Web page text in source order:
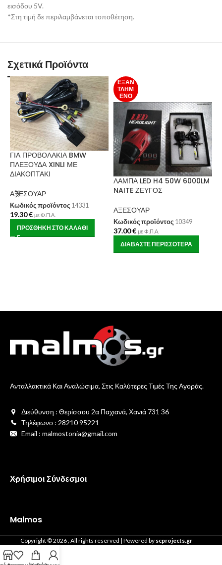
εισόδου 5V.
*Στη τιμή δε περιλαμβάνεται τοποθέτηση.
Σχετικά Προϊόντα
ΓΙΑ ΠΡΟΒΟΛΑΚΙΑ BMW
ΠΛΕΞΟΥΔΑ XINLI ΜΕ
ΔΙΑΚΟΠΤΑΚΙ
ΑΞΕΣΟΥΑΡ
Κωδικός προϊόντος 14331
19.30€ με Φ.Π.Α.
ΠΡΟΣΘΉΚΗ ΣΤΟ ΚΑΛΆΘΙ
ΕΞΑΝ
ΤΛΗΜ
ΈΝΟ
ΛΑΜΠΑ LED H4 50W 6000LM
NAITE ΖΕΥΓΟΣ
ΑΞΕΣΟΥΑΡ
Κωδικός προϊόντος 10349
37.00€ με Φ.Π.Α.
ΔΙΑΒΆΣΤΕ ΠΕΡΙΣΣΌΤΕΡΑ
Ανταλλακτικά Και Αναλώσιμα, Στις Καλύτερες Τιμές Της Αγοράς.
Διεύθυνση : Θερίσσου 2α Παχιανά, Χανιά 731 36
Τηλέφωνο : 28210 95221
Email : malmostonia@gmail.com
Χρήσιμοι Σύνδεσμοι
Malmos
Copyright ©2026, All rights reserved | Powered by scprojects.gr